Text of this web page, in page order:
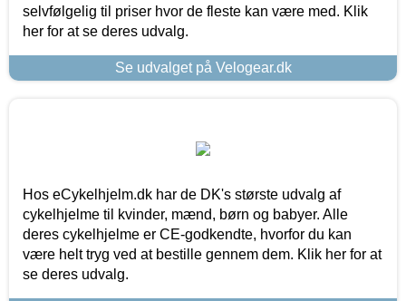
selvfølgelig til priser hvor de fleste kan være med. Klik
her for at se deres udvalg.
Se udvalget på Velogear.dk
Hos eCykelhjelm.dk har de DK's største udvalg af
cykelhjelme til kvinder, mænd, børn og babyer. Alle
deres cykelhjelme er CE-godkendte, hvorfor du kan
være helt tryg ved at bestille gennem dem. Klik her for at
se deres udvalg.